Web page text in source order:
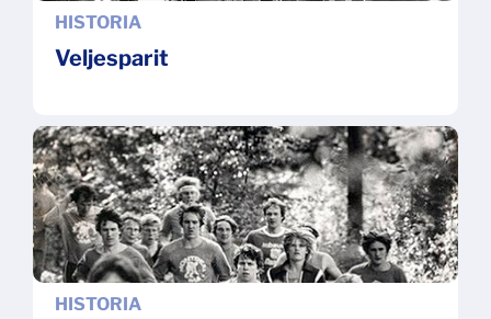
Veljesparit
HISTORIA
HISTORIA